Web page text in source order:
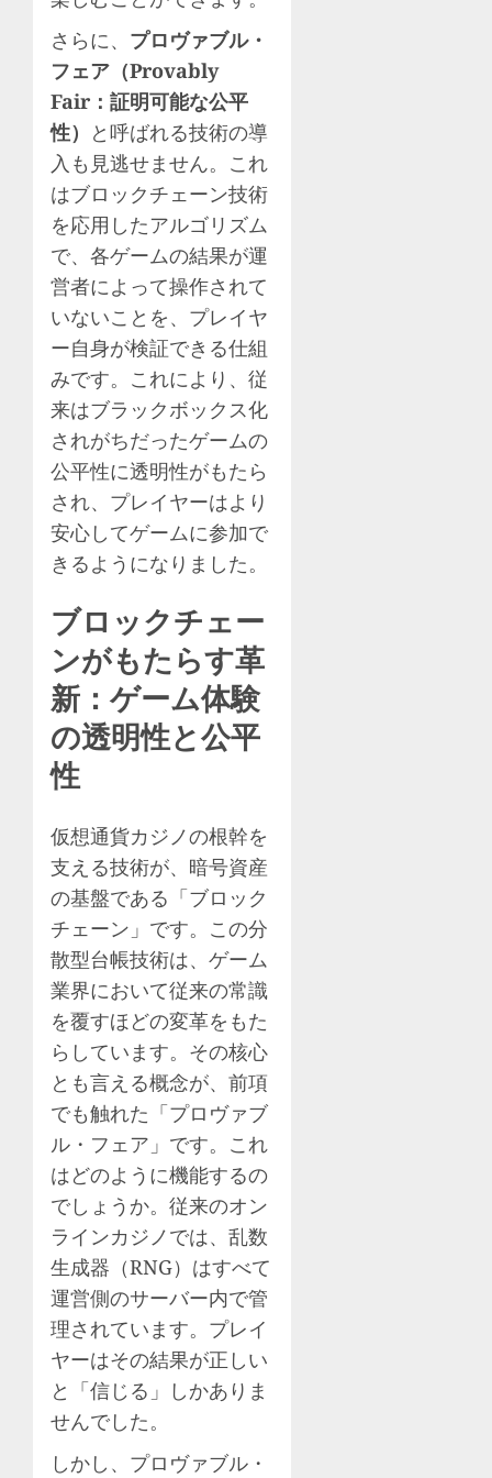
さらに、 プロヴァブル・
フェア（Provably
Fair：証明可能な公平
性） と呼ばれる技術の導
入も見逃せません。これ
はブロックチェーン技術
を応用したアルゴリズム
で、各ゲームの結果が運
営者によって操作されて
いないことを、プレイヤ
ー自身が検証できる仕組
みです。これにより、従
来はブラックボックス化
されがちだったゲームの
公平性に透明性がもたら
され、プレイヤーはより
安心してゲームに参加で
きるようになりました。
ブロックチェー
ンがもたらす革
新：ゲーム体験
の透明性と公平
性
仮想通貨カジノの根幹を
支える技術が、暗号資産
の基盤である「ブロック
チェーン」です。この分
散型台帳技術は、ゲーム
業界において従来の常識
を覆すほどの変革をもた
らしています。その核心
とも言える概念が、前項
でも触れた「プロヴァブ
ル・フェア」です。これ
はどのように機能するの
でしょうか。従来のオン
ラインカジノでは、乱数
生成器（RNG）はすべて
運営側のサーバー内で管
理されています。プレイ
ヤーはその結果が正しい
と「信じる」しかありま
せんでした。
しかし、プロヴァブル・